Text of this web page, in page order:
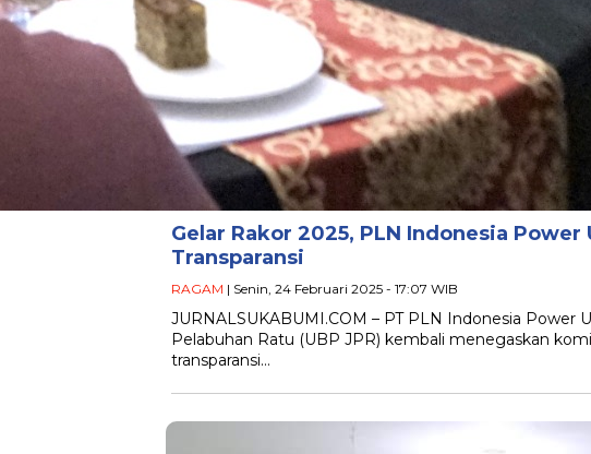
Gelar Rakor 2025, PLN Indonesia
Transparansi
RAGAM | Senin, 24 Februari 2025 - 17:07 WIB
JURNALSUKABUMI.COM – PT PLN Indonesia Power
Pelabuhan Ratu (UBP JPR) kembali menegaskan
transparansi…